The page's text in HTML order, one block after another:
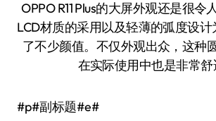
OPPO R11 Plus的大屏外观还是很令
LCD材质的采用以及轻薄的弧度设
了不少颜值。不仅外观出众，这种
在实际使用中也是非常舒
#p#副标题#e#